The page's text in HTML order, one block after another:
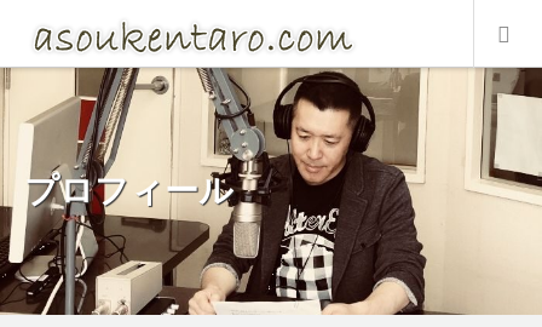
プロフィール